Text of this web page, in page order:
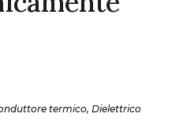
termico, Dielettrico